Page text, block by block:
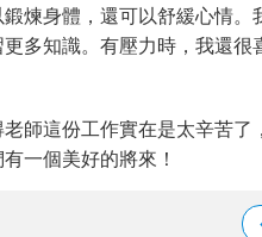
煉身體，還可以舒緩心情。
多知識。有壓力時，我還很
師這份工作實在是太辛苦了
一個美好的將來！